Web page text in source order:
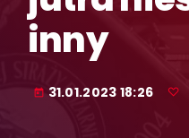
inny
today 31.01.2023 18:26